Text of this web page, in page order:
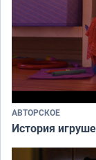
АВТОРСКОЕ
История